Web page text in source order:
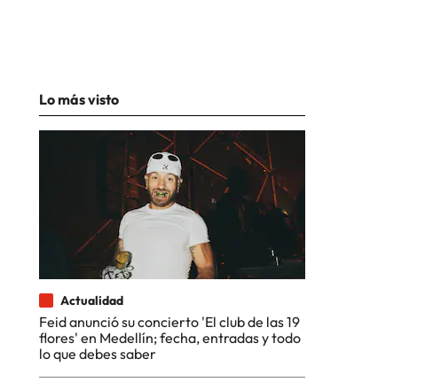
Lo más visto
Actualidad
Feid anunció su concierto 'El club de las 19
flores' en Medellín; fecha, entradas y todo
lo que debes saber